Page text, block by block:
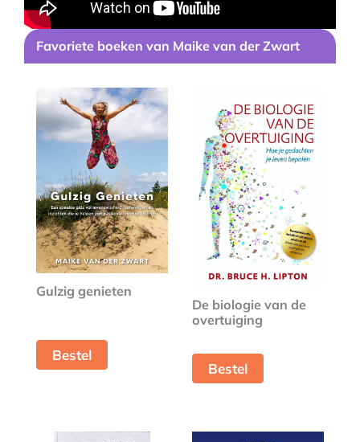
Favoriete boeken van Maike van der Zwart
Gulzig genieten
Bestel
De biologie van de
overtuiging
Bestel